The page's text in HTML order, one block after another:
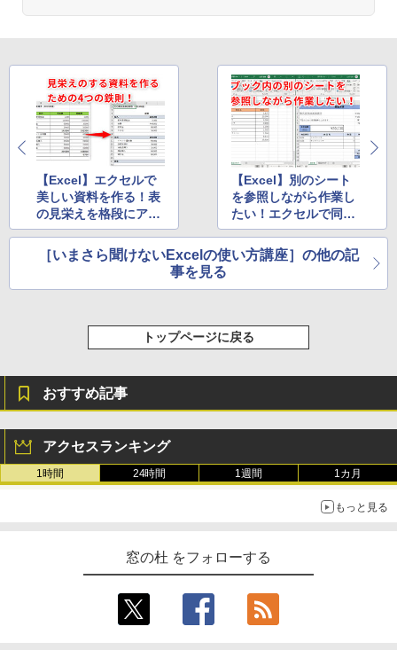
Robloxギフトカード - 2,000 Robux 【限
定バーチャルアイテムを含む】 【オンラ
インゲームコード】 ロブロックス | オン
ラインコード版
￥3,200
Robloxギフトカード - 1000 Robux 【限
定バーチャルアイテムを含む】 【オンラ
インゲームコード】 ロブロックス |オン
ラインコード版
Windows版 | Minecraft (マインクラフ
ンコード版
￥3,600
ClaudeCode いちばんやさしい 教科書:
非エンジニア 初心者 素人 でも安心 使い
方 マニュアル AI副業にもコンテンツ作成
にもKindle出版にも！ 非エンジニアのた
めのAIコーディング入門シリーズ
￥99
1冊ですべて身につくHTML & CSSとWe
bデザイン入門講座［第2版］
￥2,326
FM TOWNS ハイパー・カタログ: 本体ハ
ードウェア・市販ソフトウェアのパーフ
￥19,980
Kindle Paperwhite シグニチャーエディ
ション (32GB) 7インチディスプレイ、明
るさ自動調整、色調調節ライト、12週間
持続バッテリー、広告なし、メタリック
ブラック
￥32,980
Amazon Kindle Colorsoft | 16GBストレ
ージ、防水、7インチカラーディスプレ
イ、色調調節ライト、最大8週間持続バッ
売)
New Amazon Kindle Scribe Colorsoft |
レージ、ノート機能搭載、明るさ自動調
整、色調調節ライト、プレミアムペン付
き、グラファイト
【Excel】エクセルで
美しい資料を作る！表
の見栄えを格段にアッ
プさせるための4つの
鉄則
【Excel】別のシート
を参照しながら作業し
たい！エクセルで同じ
ブック内の複数のシー
トを並べて表示するテ
ク
［いまさら聞けないExcelの使い方講座］の他の記
事を見る
トップページに戻る
おすすめ記事
アクセスランキング
1時間 24時間 1週間 1カ月
もっと見る
窓の杜 をフォローする